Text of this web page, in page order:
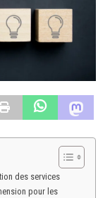
des services
pour les